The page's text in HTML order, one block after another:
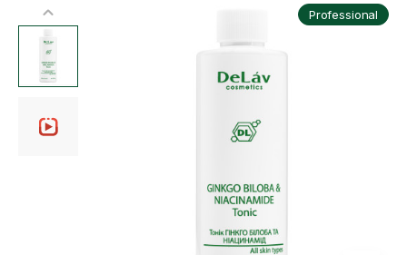
Professional